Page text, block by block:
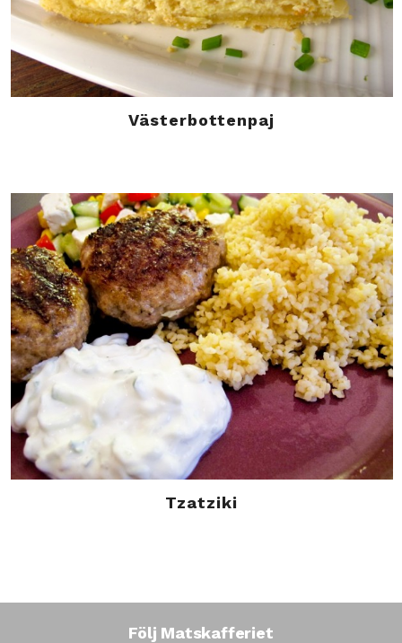
Västerbottenpaj
Tzatziki
Följ Matskafferiet